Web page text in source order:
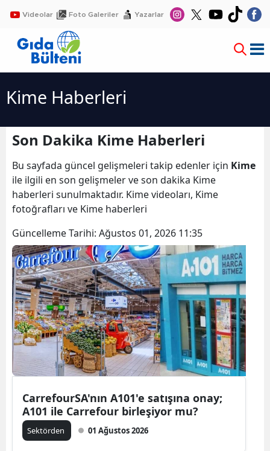
Videolar Foto Galeriler Yazarlar
Kime Haberleri
Son Dakika Kime Haberleri
Bu sayfada güncel gelişmeleri takip edenler için Kime
ile ilgili en son gelişmeler ve son dakika Kime
haberleri sunulmaktadır. Kime videoları, Kime
fotoğrafları ve Kime haberleri
Güncelleme Tarihi: Ağustos 01, 2026 11:35
CarrefourSA'nın A101'e satışına onay;
A101 ile Carrefour birleşiyor mu?
Sektörden 01 Ağustos 2026